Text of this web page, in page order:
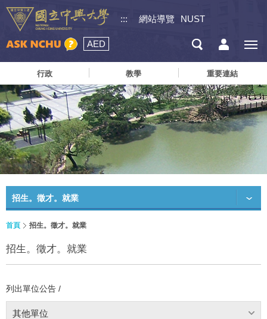
::: 網站導覽 NUST
AED
行政 教學 重要連結
招生。徵才。就業
首頁 招生。徵才。就業
招生。徵才。就業
列出單位公告 /
其他單位